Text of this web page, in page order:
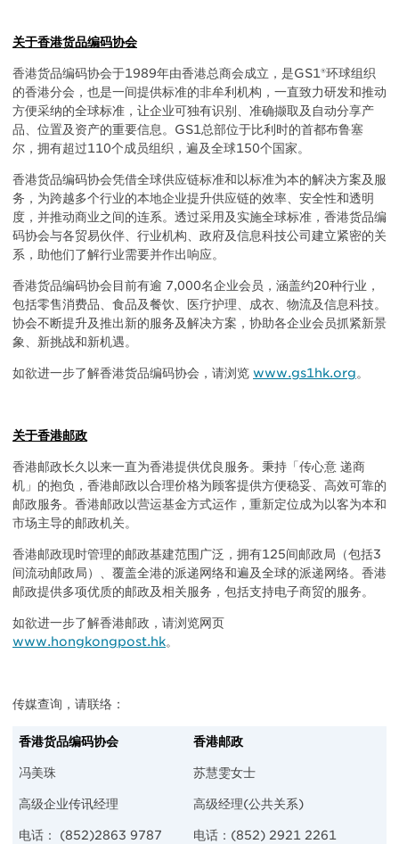
关于香港货品编码协会
香港货品编码协会于1989年由香港总商会成立，是GS1®环球组织
的香港分会，也是一间提供标准的非牟利机构，一直致力研发和推动
方便采纳的全球标准，让企业可独有识别、准确撷取及自动分享产
品、位置及资产的重要信息。GS1总部位于比利时的首都布鲁塞
尔，拥有超过110个成员组织，遍及全球150个国家。
香港货品编码协会凭借全球供应链标准和以标准为本的解决方案及服
务，为跨越多个行业的本地企业提升供应链的效率、安全性和透明
度，并推动商业之间的连系。透过采用及实施全球标准，香港货品编
码协会与各贸易伙伴、行业机构、政府及信息科技公司建立紧密的关
系，助他们了解行业需要并作出响应。
香港货品编码协会目前有逾 7,000名企业会员，涵盖约20种行业，
包括零售消费品、食品及餐饮、医疗护理、成衣、物流及信息科技。
协会不断提升及推出新的服务及解决方案，协助各企业会员抓紧新景
象、新挑战和新机遇。
如欲进一步了解香港货品编码协会，请浏览 www.gs1hk.org。
关于香港邮政
香港邮政长久以来一直为香港提供优良服务。秉持「传心意 递商
机」的抱负，香港邮政以合理价格为顾客提供方便稳妥、高效可靠的
邮政服务。香港邮政以营运基金方式运作，重新定位成为以客为本和
市场主导的邮政机关。
香港邮政现时管理的邮政基建范围广泛，拥有125间邮政局（包括3
间流动邮政局）、覆盖全港的派递网络和遍及全球的派递网络。香港
邮政提供多项优质的邮政及相关服务，包括支持电子商贸的服务。
如欲进一步了解香港邮政，请浏览网页
www.hongkongpost.hk。
传媒查询，请联络：
香港货品编码协会
冯美珠
高级企业传讯经理
电话： (852)2863 9787
香港邮政
苏慧雯女士
高级经理(公共关系)
电话：(852) 2921 2261